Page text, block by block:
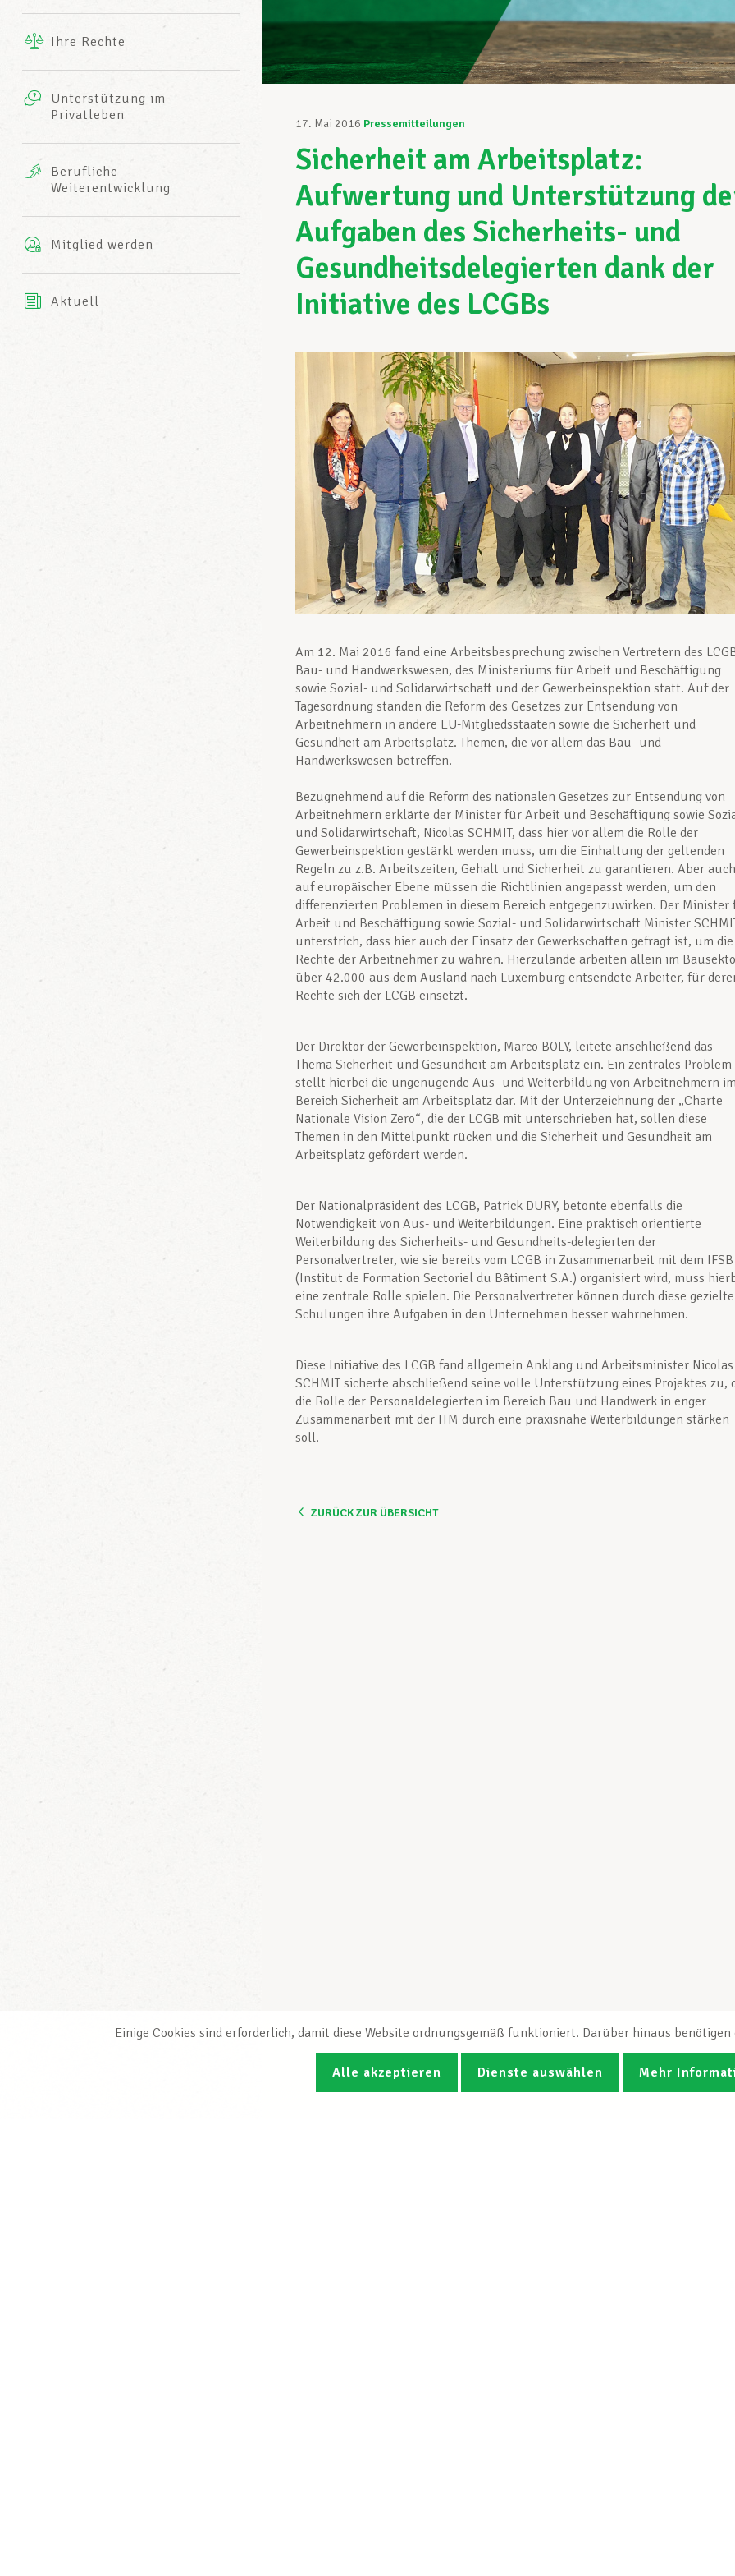
INFO-CENTER
des LCGBs
Ihre Rechte
Unterstützung im
Privatleben
Leistungen
Mutuelle
AXA
Berufliche
Weiterentwicklung
Mitglied werden
Aktuell
17. Mai 2016 Pressemitteilungen
Sicherheit am Arbeitsplatz:
Aufwertung und Unterstützung
Aufgaben des Sicherheits- und
Gesundheitsdelegierten dank der
Initiative des LCGBs
Am 12. Mai 2016 fand eine Arbeitsbesprechung zwischen Vertretern des
Bau- und Handwerkswesen, des Ministeriums für Arbeit und Beschäftigung
sowie Sozial- und Solidarwirtschaft und der Gewerbeinspektion statt. Auf der
Tagesordnung standen die Reform des Gesetzes zur Entsendung von
Arbeitnehmern in andere EU-Mitgliedsstaaten sowie die Sicherheit und
Gesundheit am Arbeitsplatz. Themen, die vor allem das Bau- und
Handwerkswesen betreffen.
Bezugnehmend auf die Reform des nationalen Gesetzes zur Entsendung von
Arbeitnehmern erklärte der Minister für Arbeit und Beschäftigung sowie
und Solidarwirtschaft, Nicolas SCHMIT, dass hier vor allem die Rolle der
Gewerbeinspektion gestärkt werden muss, um die Einhaltung der geltenden
Regeln zu z.B. Arbeitszeiten, Gehalt und Sicherheit zu garantieren. Aber auch
auf europäischer Ebene müssen die Richtlinien angepasst werden, um den
differenzierten Problemen in diesem Bereich entgegenzuwirken. Der Minister
Arbeit und Beschäftigung sowie Sozial- und Solidarwirtschaft Minister
unterstrich, dass hier auch der Einsatz der Gewerkschaften gefragt ist, um die
Rechte der Arbeitnehmer zu wahren. Hierzulande arbeiten allein im
über 42.000 aus dem Ausland nach Luxemburg entsendete Arbeiter, für
Rechte sich der LCGB einsetzt.
Der Direktor der Gewerbeinspektion, Marco BOLY, leitete anschließend das
Thema Sicherheit und Gesundheit am Arbeitsplatz ein. Ein zentrales Problem
stellt hierbei die ungenügende Aus- und Weiterbildung von Arbeitnehmern
Bereich Sicherheit am Arbeitsplatz dar. Mit der Unterzeichnung der „Charte
Nationale Vision Zero“, die der LCGB mit unterschrieben hat, sollen diese
Themen in den Mittelpunkt rücken und die Sicherheit und Gesundheit am
Arbeitsplatz gefördert werden.
Der Nationalpräsident des LCGB, Patrick DURY, betonte ebenfalls die
Notwendigkeit von Aus- und Weiterbildungen. Eine praktisch orientierte
Weiterbildung des Sicherheits- und Gesundheits-delegierten der
Personalvertreter, wie sie bereits vom LCGB in Zusammenarbeit mit dem IFSB
(Institut de Formation Sectoriel du Bâtiment S.A.) organisiert wird, muss
eine zentrale Rolle spielen. Die Personalvertreter können durch diese
Schulungen ihre Aufgaben in den Unternehmen besser wahrnehmen.
Diese Initiative des LCGB fand allgemein Anklang und Arbeitsminister Nicolas
SCHMIT sicherte abschließend seine volle Unterstützung eines Projektes zu,
die Rolle der Personaldelegierten im Bereich Bau und Handwerk in enger
Zusammenarbeit mit der ITM durch eine praxisnahe Weiterbildungen stärken
soll.
ZURÜCK ZUR ÜBERSICHT
Einige Cookies sind erforderlich, damit diese Website ordnungsgemäß funktioniert. Darüber hinaus
Alle akzeptieren Dienste auswählen Mehr